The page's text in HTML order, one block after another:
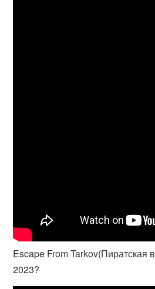
Escape From Tarkov(Пиратская
2023?